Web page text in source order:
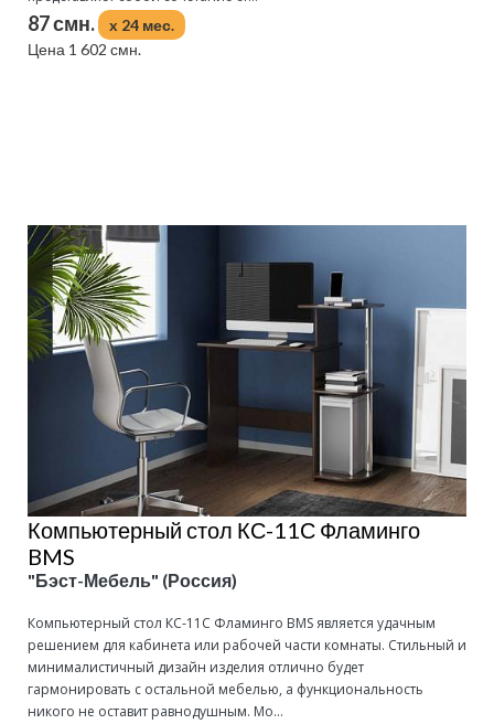
87 смн.
x 24 мес.
Цена 1 602 смн.
Компьютерный стол КС-11С Фламинго
BMS
"Бэст-Мебель" (Россия)
Компьютерный стол КС-11С Фламинго BMS является удачным
решением для кабинета или рабочей части комнаты. Стильный и
минималистичный дизайн изделия отлично будет
гармонировать с остальной мебелью, а функциональность
никого не оставит равнодушным. Мо...